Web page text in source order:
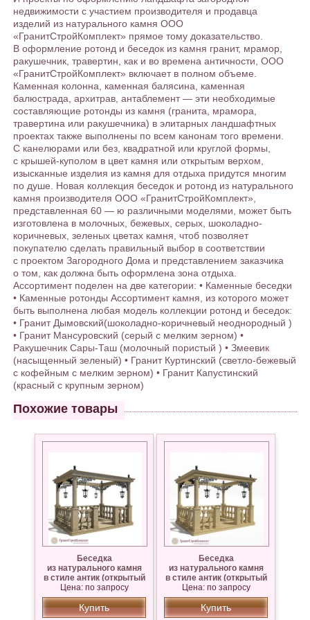
недвижимости с участием производителя и продавца
изделий из натурального камня ООО
«ГранитСтройКомплект» прямое тому доказательство.
В оформление ротонд и беседок из камня гранит, мрамор,
ракушечник, травертин, как и во времена античности, ООО
«ГранитСтройКомплект» включает в полном объеме.
Каменная колонна, каменная балясина, каменная
балюстрада, архитрав, антаблемент — эти необходимые
составляющие ротонды из камня (гранита, мрамора,
травертина или ракушечника) в элитарных ландшафтных
проектах также выполнены по всем канонам того времени.
С канелюрами или без, квадратной или круглой формы,
с крышей-куполом в цвет камня или открытым верхом,
изысканные изделия из камня для отдыха придутся многим
по душе. Новая коллекция беседок и ротонд из натурального
камня производителя ООО «ГранитСтройКомплект»,
представленная 60 — ю различными моделями, может быть
изготовлена в молочных, бежевых, серых, шоколадно-
коричневых, зеленых цветах камня, чтоб позволяет
покупателю сделать правильный выбор в соответствии
с проектом Загородного Дома и представлением заказчика
о том, как должна быть оформлена зона отдыха.
Ассортимент поделен на две категории: • Каменные беседки
• Каменные ротонды Ассортимент камня, из которого может
быть выполнена любая модель коллекции ротонд и беседок:
• Гранит Дымовский(шоколадно-коричневый неоднородный )
• Гранит Мансуровский (серый с мелким зерном) •
Ракушечник Сары-Таш (молочный пористый ) • Змеевик
(насыщенный зеленый) • Гранит Куртинский (светло-бежевый
с кофейным с мелким зерном) • Гранит Капустинский
(красный с крупным зерном)
Похожие товары
Беседка
из натурального камня
в стиле антик (открытый
верх), гранит
Цена: по запросу
Купить
Беседка
из натурального камня
в стиле антик (открытый
верх),Известняк Сары —
Таш
Цена: по запросу
Купить